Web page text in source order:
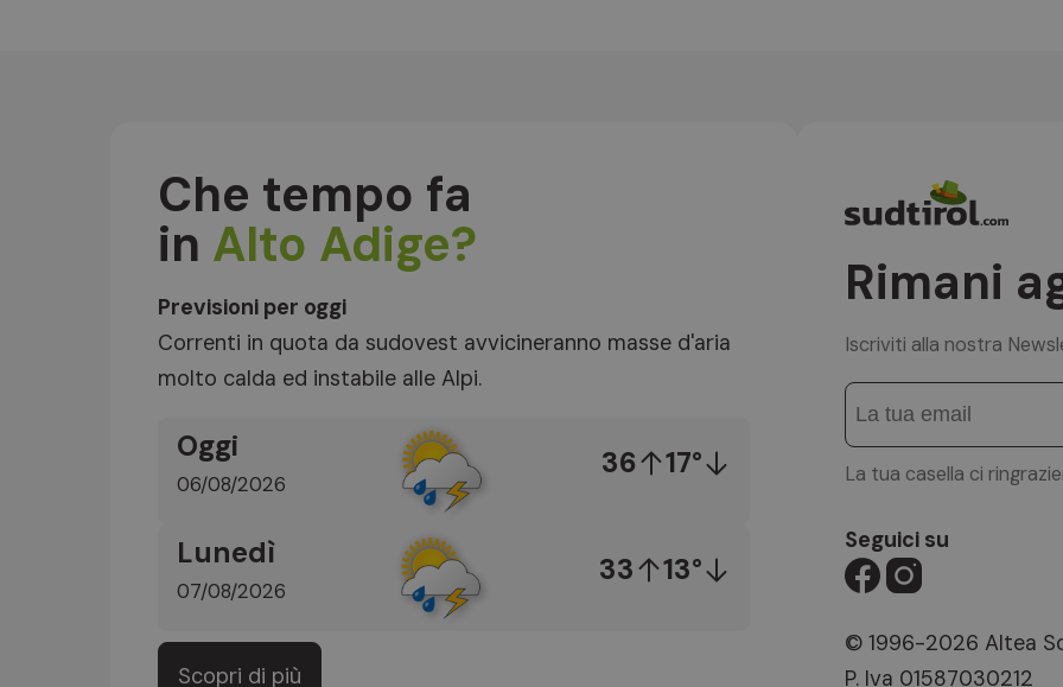
Che tempo fa
in Alto Adige?
Previsioni per oggi
Correnti in quota da sudovest avvicineranno masse d'aria
molto calda ed instabile alle Alpi.
Oggi
06/08/2026
36 17°
Lunedì
07/08/2026
33 13°
Scopri di più
Rimani
Iscriviti alla nostra
La tua casella ci
Seguici su
© 1996-2026 Altea
P. Iva 01587030212